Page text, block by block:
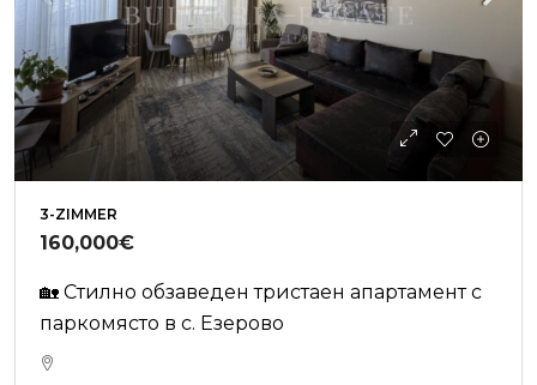
3-ZIMMER
160,000€
🏡 Стилно обзаведен тристаен апартамент с
паркомясто в с. Езерово